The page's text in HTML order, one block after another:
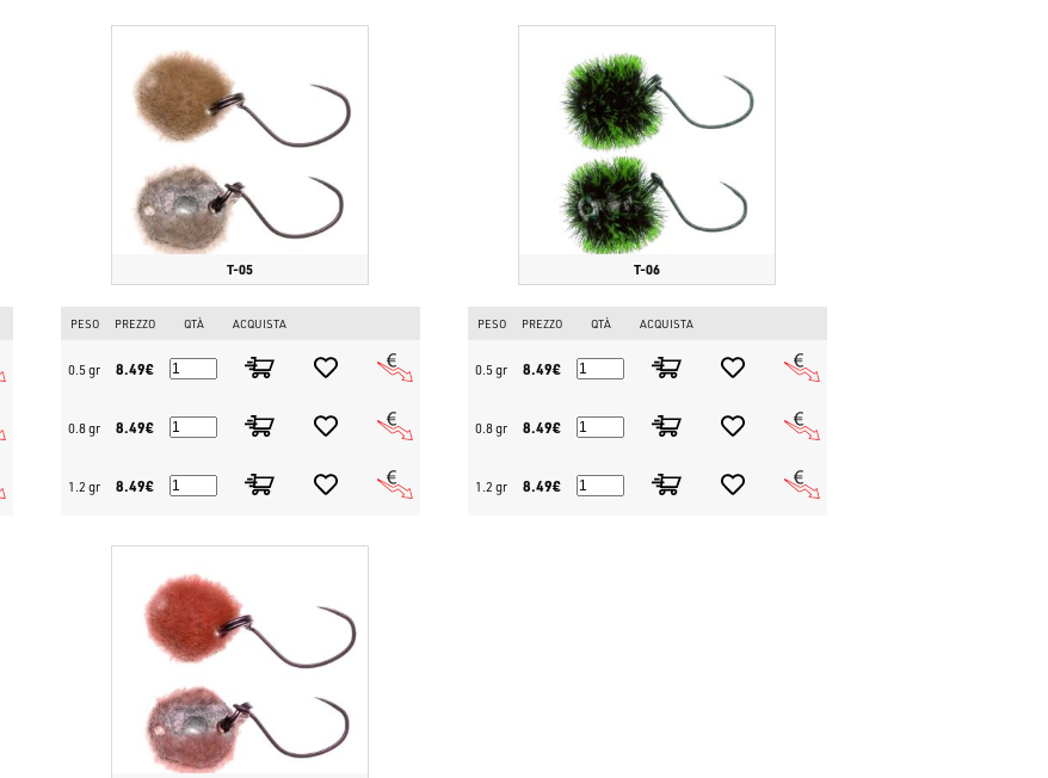
della canna, appena sotto alla superficie dell'acqua.
Non perdere l'occasione di arricchire la tua tackle box! Trovi tutte le esche NeoStyle e i migliori spoon giapponesi per il trout area su
www.bassstoreitaly.com, il più grande negozio online al mondo dedicato al lurefishing per la trota. Acquista ora il tuo NeoStyle
Tawashi e domina il laghetto!
T-05
PESO PREZZO QTÀ ACQUISTA
0.5 gr 8.49€
0.8 gr 8.49€
1.2 gr 8.49€
T-06
PESO PREZZO QTÀ ACQUISTA
0.5 gr 8.49€
0.8 gr 8.49€
1.2 gr 8.49€